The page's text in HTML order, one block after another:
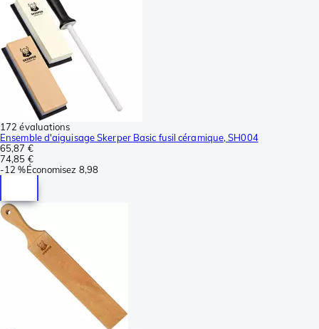
172 évaluations
Ensemble d'aiguisage Skerper Basic fusil céramique, SH004
65,87 €
74,85 €
-12 %Économisez 8,98